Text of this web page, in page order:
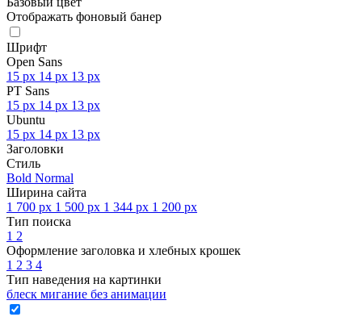
Отображать фоновый банер
Шрифт
Open Sans
15 px 14 px 13 px
PT Sans
15 px 14 px 13 px
Ubuntu
15 px 14 px 13 px
Заголовки
Стиль
Bold Normal
Ширина сайта
1 700 px 1 500 px 1 344 px 1 200 px
Тип поиска
1 2
Оформление заголовка и хлебных крошек
1 2 3 4
Тип наведения на картинки
блеск мигание без анимации